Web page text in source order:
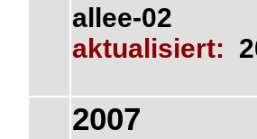
allee-02
aktualisiert:
2007